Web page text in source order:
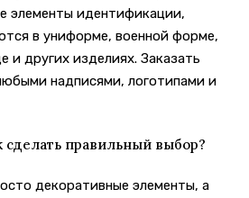
элементы идентификации,
в униформе, военной форме,
и других изделиях. Заказать
надписями, логотипами и
сделать правильный выбор?
декоративные элементы, а